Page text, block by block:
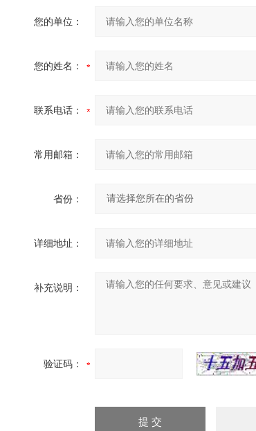
您的单位：
您的姓名：
联系电话：
常用邮箱：
省份：
详细地址：
补充说明：
验证码：